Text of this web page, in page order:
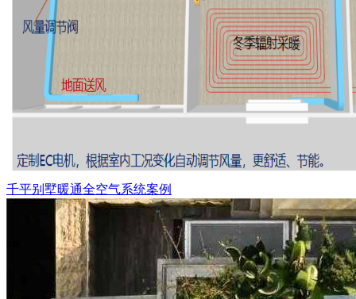
千平别墅暖通全空气系统案例